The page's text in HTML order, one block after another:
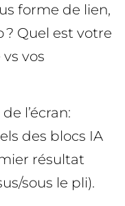
forme de lien,
? Quel est votre
vos
l’écran:
des blocs IA
résultat
sous le pli).